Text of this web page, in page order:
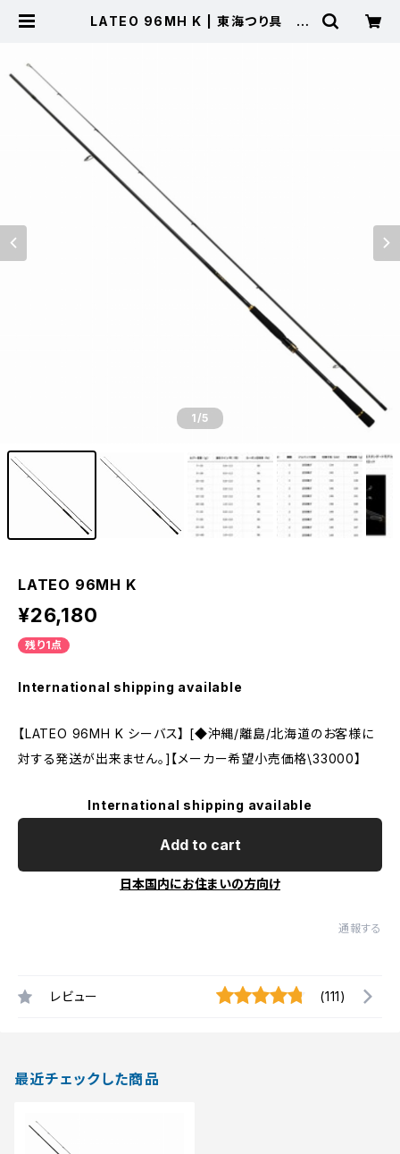
LATEO 96MH K | 東海つり具 公
1/5
LATEO 96MH K
¥26,180
残り1点
International shipping available
【LATEO 96MH K シーバス】 [◆沖縄/離島/北海道のお客様に
対する発送が出来ません。]【メーカー希望小売価格\33000】
International shipping available
Add to cart
日本国内にお住まいの方向け
通報する
レビュー (111)
最近チェックした商品